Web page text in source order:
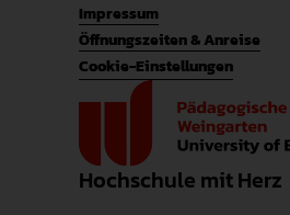
Impressum
Öffnungszeiten & Anreise
Cookie-Einstellungen
Hochschule mit Herz